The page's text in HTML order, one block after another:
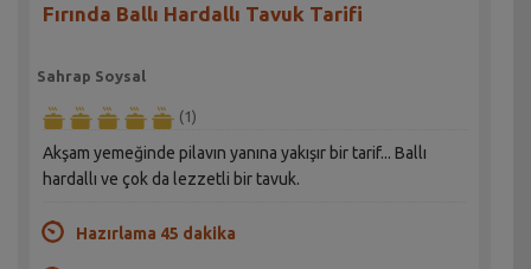
Fırında Ballı Hardallı Tavuk Tarifi
Sahrap Soysal
(1)
Akşam yemeğinde pilavın yanına yakışır bir tarif... Ballı
hardallı ve çok da lezzetli bir tavuk.
Hazırlama 45 dakika